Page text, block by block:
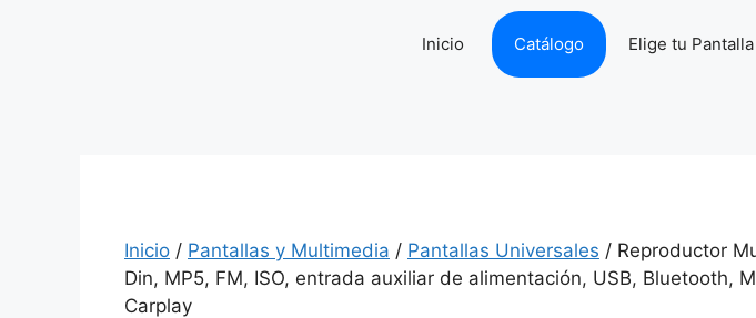
Inicio Catálogo Elige tu Pantalla
Inicio / Pantallas y Multimedia / Pantallas Universales / Reproductor
Din, MP5, FM, ISO, entrada auxiliar de alimentación, USB, Bluetooth,
Carplay